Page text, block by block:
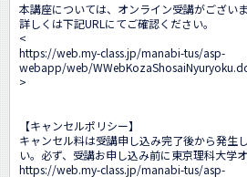
本講座については、オンライン受講がございま
詳しくは下記URLにてご確認ください。
<
https://web.my-class.jp/manabi-tus/asp-
webapp/web/
>
【キャンセルポリシー】
キャンセル料は受講申し込み完了後から発生
い。必ず、受講お申し込み前に東京理科大学
https://web.my-class.jp/manabi-tus/asp-